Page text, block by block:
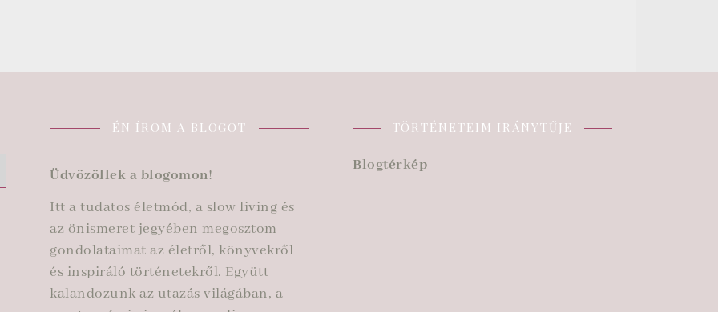
ÉN ÍROM A BLOGOT
Üdvözöllek a blogomon!
Itt a tudatos életmód, a slow living és
az önismeret jegyében megosztom
gondolataimat az életről, könyvekről
és inspiráló történetekről. Együtt
kalandozunk az utazás világában, a
TÖRTÉNETEIM IRÁNYTŰJE
Blogtérkép